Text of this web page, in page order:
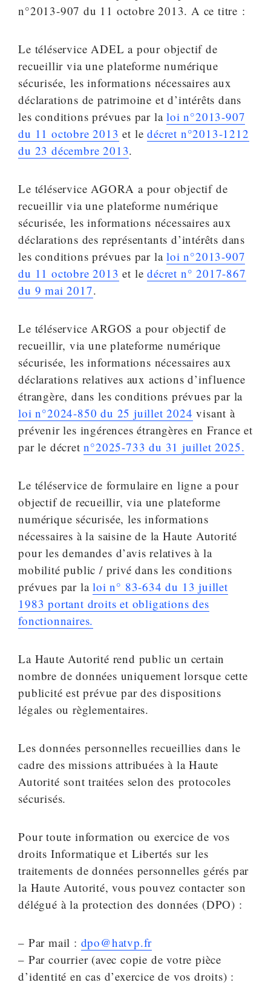
n°2013-907 du 11 octobre 2013. A ce titre :
Le téléservice ADEL a pour objectif de
recueillir via une plateforme numérique
sécurisée, les informations nécessaires aux
déclarations de patrimoine et d’intérêts dans
les conditions prévues par laloi n°2013-907
du 11 octobre 2013 et ledécret n°2013-1212
du 23 décembre 2013.
Le téléservice AGORA a pour objectif de
recueillir via une plateforme numérique
sécurisée, les informations nécessaires aux
déclarations des représentants d’intérêts dans
les conditions prévues par laloi n°2013-907
du 11 octobre 2013 et ledécret n° 2017-867
du 9 mai 2017.
Le téléservice ARGOS a pour objectif de
recueillir, via une plateforme numérique
sécurisée, les informations nécessaires aux
déclarations relatives aux actions d’influence
étrangère, dans les conditions prévues par la
loi n°2024-850 du 25 juillet 2024 visant à
prévenir les ingérences étrangères en France et
par le décretn°2025-733 du 31 juillet 2025.
Le téléservice de formulaire en ligne a pour
objectif de recueillir, via une plateforme
numérique sécurisée, les informations
nécessaires à la saisine de la Haute Autorité
pour les demandes d’avis relatives à la
mobilité public / privé dans les conditions
prévues par laloi n° 83-634 du 13 juillet
1983 portant droits et obligations des
fonctionnaires.
La Haute Autorité rend public un certain
nombre de données uniquement lorsque cette
publicité est prévue par des dispositions
légales ou règlementaires.
Les données personnelles recueillies dans le
cadre des missions attribuées à la Haute
Autorité sont traitées selon des protocoles
sécurisés.
Pour toute information ou exercice de vos
droits Informatique et Libertés sur les
traitements de données personnelles gérés par
la Haute Autorité, vous pouvez contacter son
délégué à la protection des données (DPO) :
– Par mail : dpo@hatvp.fr
– Par courrier (avec copie de votre pièce
d’identité en cas d’exercice de vos droits) :